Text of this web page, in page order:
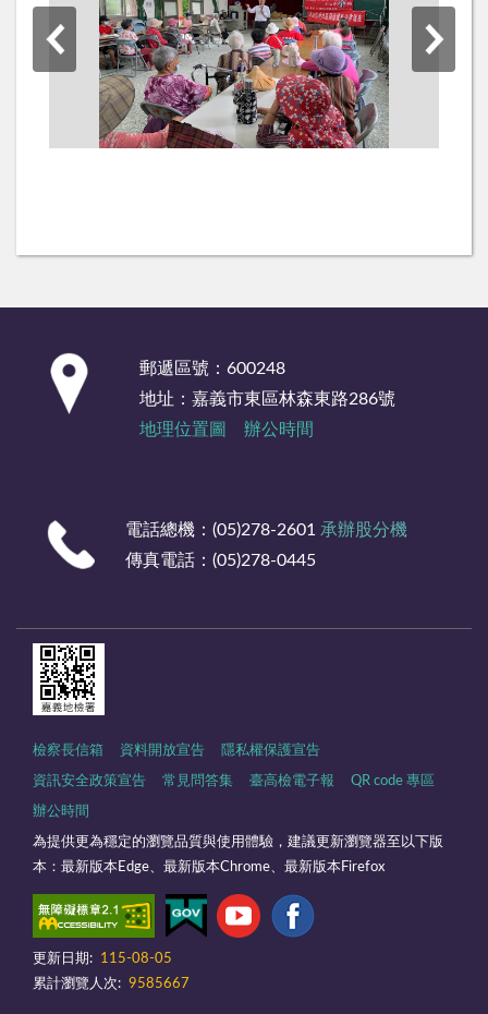
郵遞區號：600248
地址：嘉義市東區林森東路286號
地理位置圖
辦公時間
電話總機：(05)278-2601 承辦股分機
傳真電話：(05)278-0445
檢察長信箱 資料開放宣告 隱私權保護宣告
資訊安全政策宣告 常見問答集 臺高檢電子報 QR code 專區
辦公時間
為提供更為穩定的瀏覽品質與使用體驗，建議更新瀏覽器至以下版
本：最新版本Edge、最新版本Chrome、最新版本Firefox
更新日期:
115-08-05
累計瀏覽人次: 9585667